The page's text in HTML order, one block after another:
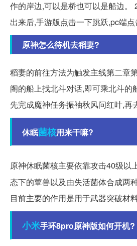
作的岸边,可以是桥也可以是船边。
出来后,手游版点击一下跳跃,pc端点
原神怎么待机去稻妻?
稻妻的前往方法为触发主线第二章
阁的船上找北斗对话,即可乘北斗的
先完成魔神任务振袖秋风问红叶,再
休眠菌核用来干嘛?
原神休眠菌核主要依靠攻击40级以
态下的蕈兽以及由失活菌体合成两
目前主要的作用是用于武器突破材
小米手环8pro原神版如何开机?